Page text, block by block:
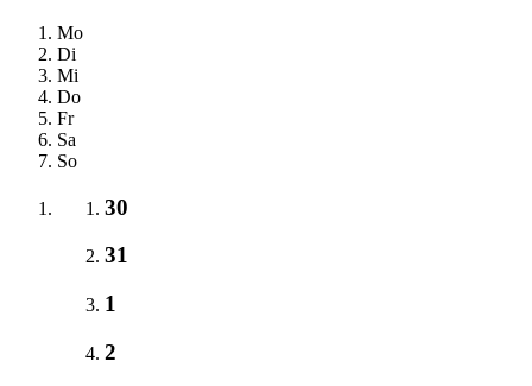
Mo
Di
Mi
Do
Fr
Sa
So
30
31
1
2